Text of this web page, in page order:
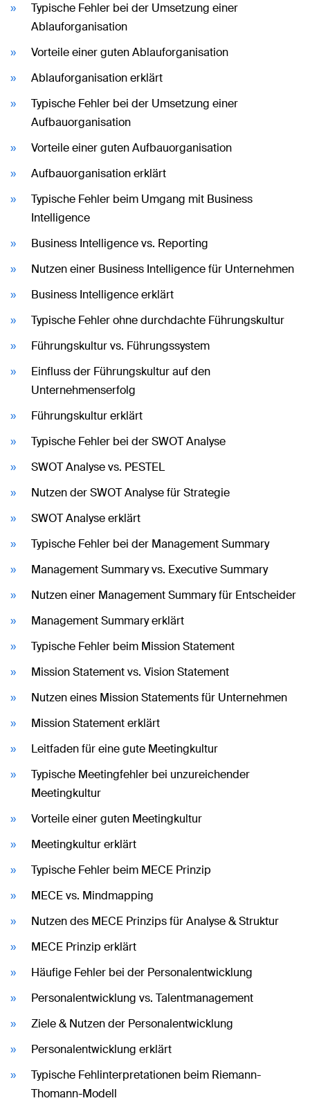
Typische Fehler bei der Umsetzung einer
Ablauforganisation
Vorteile einer guten Ablauforganisation
Ablauforganisation erklärt
Typische Fehler bei der Umsetzung einer
Aufbauorganisation
Vorteile einer guten Aufbauorganisation
Aufbauorganisation erklärt
Typische Fehler beim Umgang mit Business
Intelligence
Business Intelligence vs. Reporting
Nutzen einer Business Intelligence für Unternehmen
Business Intelligence erklärt
Typische Fehler ohne durchdachte Führungskultur
Führungskultur vs. Führungssystem
Einfluss der Führungskultur auf den
Unternehmenserfolg
Führungskultur erklärt
Typische Fehler bei der SWOT Analyse
SWOT Analyse vs. PESTEL
Nutzen der SWOT Analyse für Strategie
SWOT Analyse erklärt
Typische Fehler bei der Management Summary
Management Summary vs. Executive Summary
Nutzen einer Management Summary für Entscheider
Management Summary erklärt
Typische Fehler beim Mission Statement
Mission Statement vs. Vision Statement
Nutzen eines Mission Statements für Unternehmen
Mission Statement erklärt
Leitfaden für eine gute Meetingkultur
Typische Meetingfehler bei unzureichender
Meetingkultur
Vorteile einer guten Meetingkultur
Meetingkultur erklärt
Typische Fehler beim MECE Prinzip
MECE vs. Mindmapping
Nutzen des MECE Prinzips für Analyse & Struktur
MECE Prinzip erklärt
Häufige Fehler bei der Personalentwicklung
Personalentwicklung vs. Talentmanagement
Ziele & Nutzen der Personalentwicklung
Personalentwicklung erklärt
Typische Fehlinterpretationen beim Riemann-
Thomann-Modell